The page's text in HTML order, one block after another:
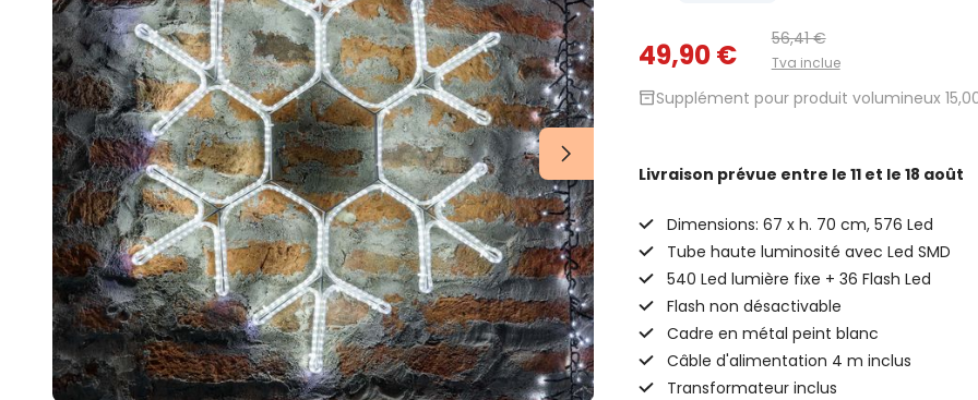
49,90 € 56,41 €
Tva inclue
inventory_2Supplément pour produit volumineux
Livraison prévue entre le 11 et le 18 août
Dimensions: 67 x h. 70 cm, 576 Led
Tube haute luminosité avec Led SMD
540 Led lumière fixe + 36 Flash Led
Flash non désactivable
Cadre en métal peint blanc
Câble d'alimentation 4 m inclus
Transformateur inclus